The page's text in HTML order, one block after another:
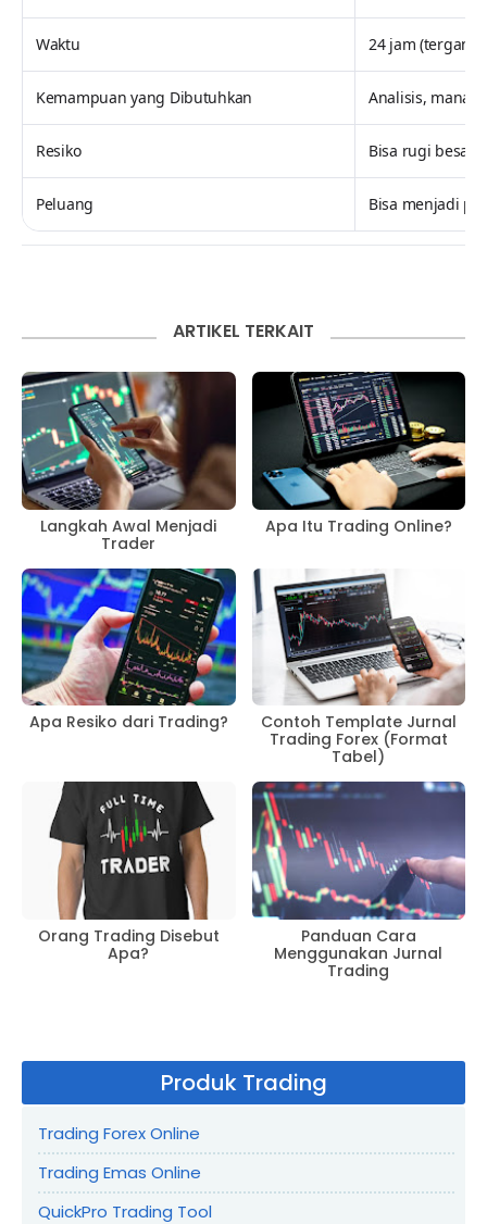
Waktu 24 jam
Kemampuan yang Dibutuhkan Analisis,
Resiko Bisa rugi besar
Peluang Bisa menjadi
ARTIKEL TERKAIT
Langkah Awal Menjadi
Trader
Apa Itu Trading Online?
Apa Resiko dari Trading?
Contoh Template Jurnal
Trading Forex (Format
Tabel)
Orang Trading Disebut
Apa?
Panduan Cara
Menggunakan Jurnal
Trading
Produk Trading
Trading Forex Online
Trading Emas Online
QuickPro Trading Tool